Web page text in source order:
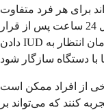
برای هر فرد متفاوت
باشد. پزشکان معمولاً توصیه می‌کنند که حداقل 24 ساعت پس از قرار
دادن IUD قبل از برقراری رابطه جنسی صبر کنید. این زمان انتظار به
از افراد ممکن است
کنند که می‌تواند بر